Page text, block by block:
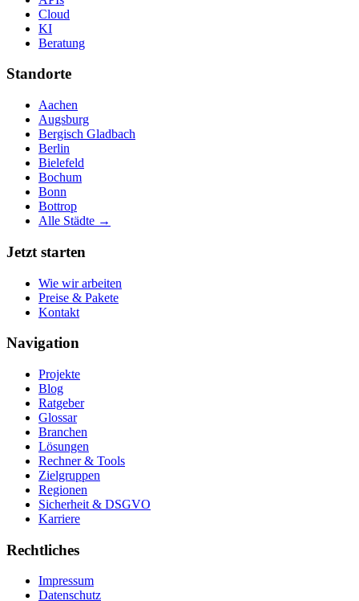
Cloud
KI
Beratung
Standorte
Aachen
Augsburg
Bergisch Gladbach
Berlin
Bielefeld
Bochum
Bonn
Bottrop
Alle Städte →
Jetzt starten
Wie wir arbeiten
Preise & Pakete
Kontakt
Navigation
Projekte
Blog
Ratgeber
Glossar
Branchen
Lösungen
Rechner & Tools
Zielgruppen
Regionen
Sicherheit & DSGVO
Karriere
Rechtliches
Impressum
Datenschutz